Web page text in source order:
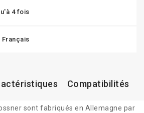
4 fois
Compatibilités
sont fabriqués en Allemagne par